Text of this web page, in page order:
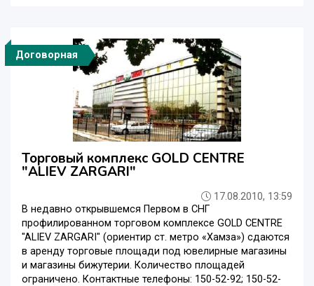
Договорная
Торговый комплекс GOLD CENTRE
"ALIEV ZARGARI"
17.08.2010, 13:59
В недавно открывшемся Первом в СНГ
профилированном торговом комплексе GOLD CENTRE
"ALIEV ZARGARI" (ориентир ст. метро «Хамза») сдаются
в аренду торговые площади под ювелирные магазины
и магазины бижутерии. Количество площадей
ограничено. Контактные телефоны: 150-52-92; 150-52-